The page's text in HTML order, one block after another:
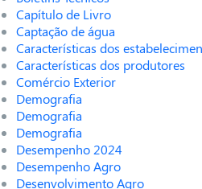
Capítulo de Livro
Captação de água
Características dos
Características dos produtores
Comércio Exterior
Demografia
Demografia
Demografia
Desempenho 2024
Desempenho Agro
Desenvolvimento Agro